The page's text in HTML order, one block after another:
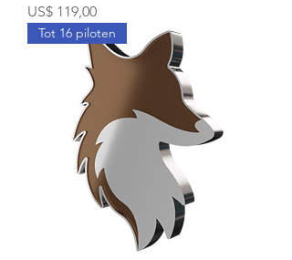
Prijs
US$ 119,00
Tot 16 piloten